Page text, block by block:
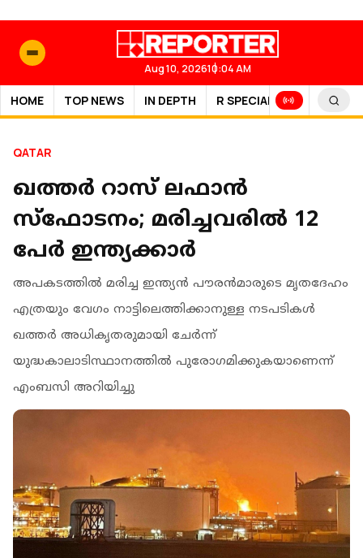
Aug 10, 202610:04 AM
HOME TOP NEWS IN DEPTH R SPECIAL SPORTS
QATAR
ഖത്തർ റാസ് ലഫാൻ
സ്ഫോടനം; മരിച്ചവരിൽ 12
പേർ ഇന്ത്യക്കാർ
അപകടത്തിൽ മരിച്ച ഇന്ത്യൻ പൗരൻമാരുടെ മൃതദേഹം
എത്രയും വേഗം നാട്ടിലെത്തിക്കാനുള്ള നടപടികൾ
ഖത്തർ അധികൃതരുമായി ചേർന്ന്
യുദ്ധകാലാടിസ്ഥാനത്തിൽ പുരോഗമിക്കുകയാണെന്ന്
എംബസി അറിയിച്ചു